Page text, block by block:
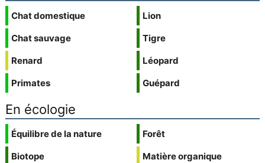
Chat domestique
Chat sauvage
Renard
Primates
Lion
Tigre
Léopard
Guépard
En écologie
Équilibre de la nature
Biotope
Forêt
Matière organique